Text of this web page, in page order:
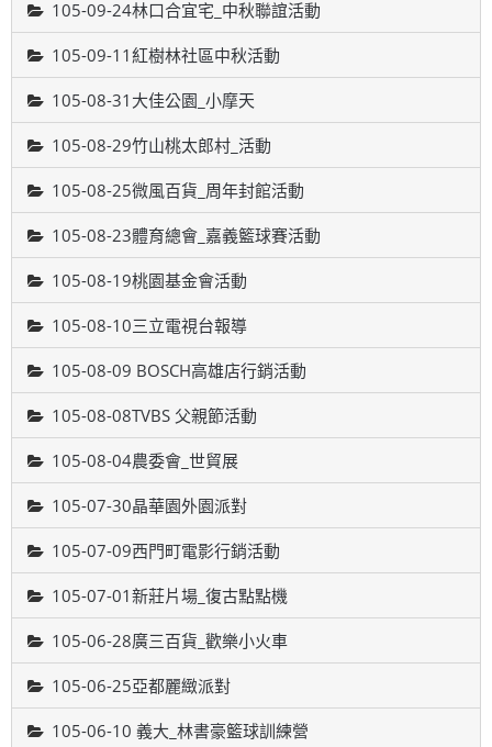
105-09-24林口合宜宅_中秋聯誼活動
105-09-11紅樹林社區中秋活動
105-08-31大佳公園_小摩天
105-08-29竹山桃太郎村_活動
105-08-25微風百貨_周年封館活動
105-08-23體育總會_嘉義籃球賽活動
105-08-19桃園基金會活動
105-08-10三立電視台報導
105-08-09 BOSCH高雄店行銷活動
105-08-08TVBS 父親節活動
105-08-04農委會_世貿展
105-07-30晶華園外園派對
105-07-09西門町電影行銷活動
105-07-01新莊片場_復古點點機
105-06-28廣三百貨_歡樂小火車
105-06-25亞都麗緻派對
105-06-10 義大_林書豪籃球訓練營